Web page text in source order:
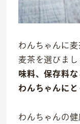
わんちゃんに
麦茶を選びま
味料、保存料
わんちゃんに
わんちゃんの